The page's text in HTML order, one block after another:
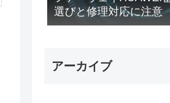
選びと修理対応に注意
アーカイブ